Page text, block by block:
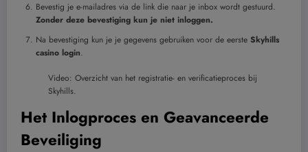
Bevestig je e-mailadres via de link die naar je inbox wordt gestuurd.
Zonder deze bevestiging kun je niet inloggen.
Na bevestiging kun je je gegevens gebruiken voor de eerste Skyhills
casino login.
Video: Overzicht van het registratie- en verificatieproces bij
Skyhills.
Het Inlogproces en Geavanceerde
Beveiliging